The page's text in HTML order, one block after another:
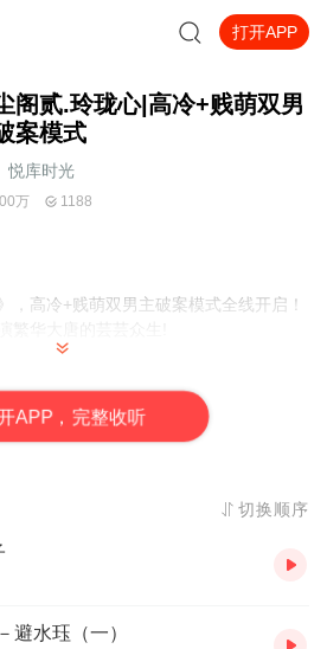
打开APP
阁贰.玲珑心|高冷+贱萌双男
案模式
悦库时光
万 1188
，高冷+贱萌双男主破案模式全线开启！
香榭》系列。《忘尘阁》系列是大唐传
闻香榭》前传。
的灵蛇公蛎被迫与流落人间的龙子毕岸
。他们身上所中的奇毒无药可解，只能
件，一边找寻解药秘方。公蛎在毕岸的
决心做一个好掌柜时，却发现他一直暗
APP，完整收听
切换顺序
避水珏（一）